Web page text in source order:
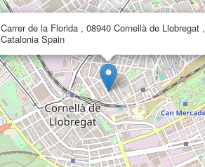
Carrer de la Florida , 08940 Cornellà de Llobregat ,
Catalonia Spain